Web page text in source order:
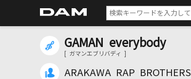
GAMAN everybody
[ ガマンエブリバディ ]
ARAKAWA RAP BROTHERS